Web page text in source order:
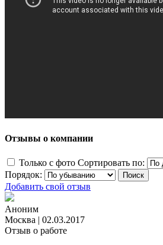
Отзывы о компании
Только с фото Сортировать по:
Порядок:
Добавить свой отзыв
Аноним
Москва | 02.03.2017
Отзыв о работе